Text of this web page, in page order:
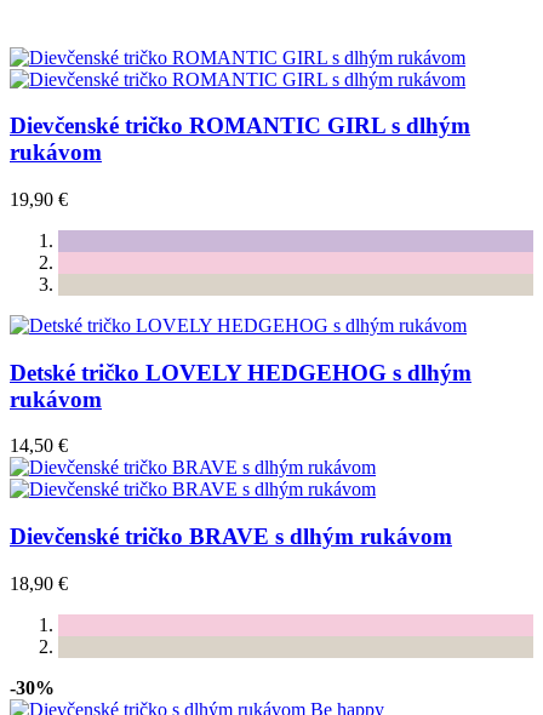
Dievčenské tričko ROMANTIC GIRL s dlhým
rukávom
19,90 €
Detské tričko LOVELY HEDGEHOG s dlhým
rukávom
14,50 €
Dievčenské tričko BRAVE s dlhým rukávom
18,90 €
-30%